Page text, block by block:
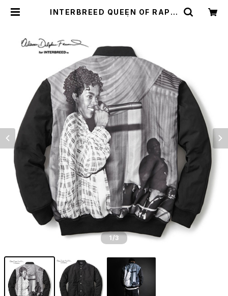
INTERBREED QUEEN OF RAP V
1/3